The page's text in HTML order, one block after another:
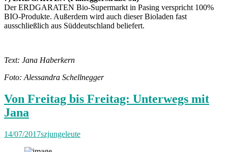
Der ERDGARATEN Bio-Supermarkt in Pasing verspricht 100%
BIO-Produkte. Außerdem wird auch dieser Bioladen fast
ausschließlich aus Süddeutschland beliefert.
Text: Jana Haberkern
Foto: Alessandra Schellnegger
Von Freitag bis Freitag: Unterwegs mit
Jana
14/07/2017szjungeleute